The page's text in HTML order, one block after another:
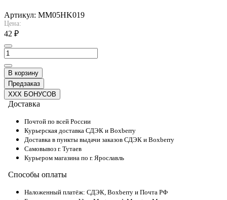
Артикул: MM05HK019
Цена:
42 ₽
В корзину
Предзаказ
XXX БОНУСОВ
Доставка
Почтой по всей России
Курьерская доставка СДЭК и Boxberry
Доставка в пункты выдачи заказов СДЭК и Boxberry
Самовывоз г. Тутаев
Курьером магазина по г. Ярославль
Способы оплаты
Наложенный платёж: СДЭК, Boxberry и Почта РФ